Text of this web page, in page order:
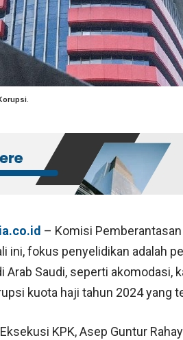
– Komisi
ini, fokus penyelidikan adalah
Arab Saudi, seperti akomodasi,
kuota haji tahun 2024 yang
KPK, Asep Guntur